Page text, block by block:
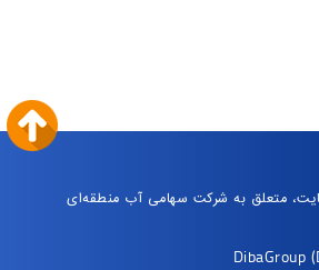
متعلق به شرکت سهامی آب منطقه‌ای
DibaGroup